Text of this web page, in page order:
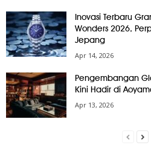
Inovasi Terbaru
Wonders 2026,
Jepang
Apr 14, 2026
Pengembangan
Kini Hadir di
Apr 13, 2026